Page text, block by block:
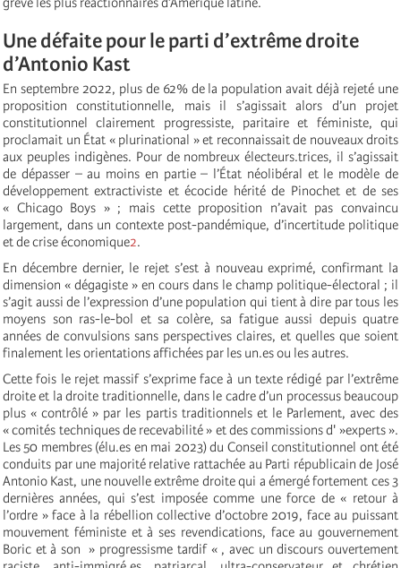
Une défaite pour le parti d’extrême droite
d’Antonio Kast
En septembre 2022, plus de 62% de la population avait déjà rejeté une
proposition constitutionnelle, mais il s’agissait alors d’un projet
constitutionnel clairement progressiste, paritaire et féministe, qui
proclamait un État « plurinational » et reconnaissait de nouveaux droits
aux peuples indigènes. Pour de nombreux électeurs.trices, il s’agissait
de dépasser – au moins en partie – l’État néolibéral et le modèle de
développement extractiviste et écocide hérité de Pinochet et de ses
« Chicago Boys » ; mais cette proposition n’avait pas convaincu
largement, dans un contexte post-pandémique, d’incertitude politique
et de crise économique2.
En décembre dernier, le rejet s’est à nouveau exprimé, confirmant la
dimension « dégagiste » en cours dans le champ politique-électoral ; il
s’agit aussi de l’expression d’une population qui tient à dire par tous les
moyens son ras-le-bol et sa colère, sa fatigue aussi depuis quatre
années de convulsions sans perspectives claires, et quelles que soient
finalement les orientations affichées par les un.es ou les autres.
Cette fois le rejet massif s’exprime face à un texte rédigé par l’extrême
droite et la droite traditionnelle, dans le cadre d’un processus beaucoup
plus « contrôlé » par les partis traditionnels et le Parlement, avec des
« comités techniques de recevabilité » et des commissions d' »experts ».
Les 50 membres (élu.es en mai 2023) du Conseil constitutionnel ont été
conduits par une majorité relative rattachée au Parti républicain de José
Antonio Kast, une nouvelle extrême droite qui a émergé fortement ces 3
dernières années, qui s’est imposée comme une force de « retour à
l’ordre » face à la rébellion collective d’octobre 2019, face au puissant
mouvement féministe et à ses revendications, face au gouvernement
Boric et à son » progressisme tardif « , avec un discours ouvertement